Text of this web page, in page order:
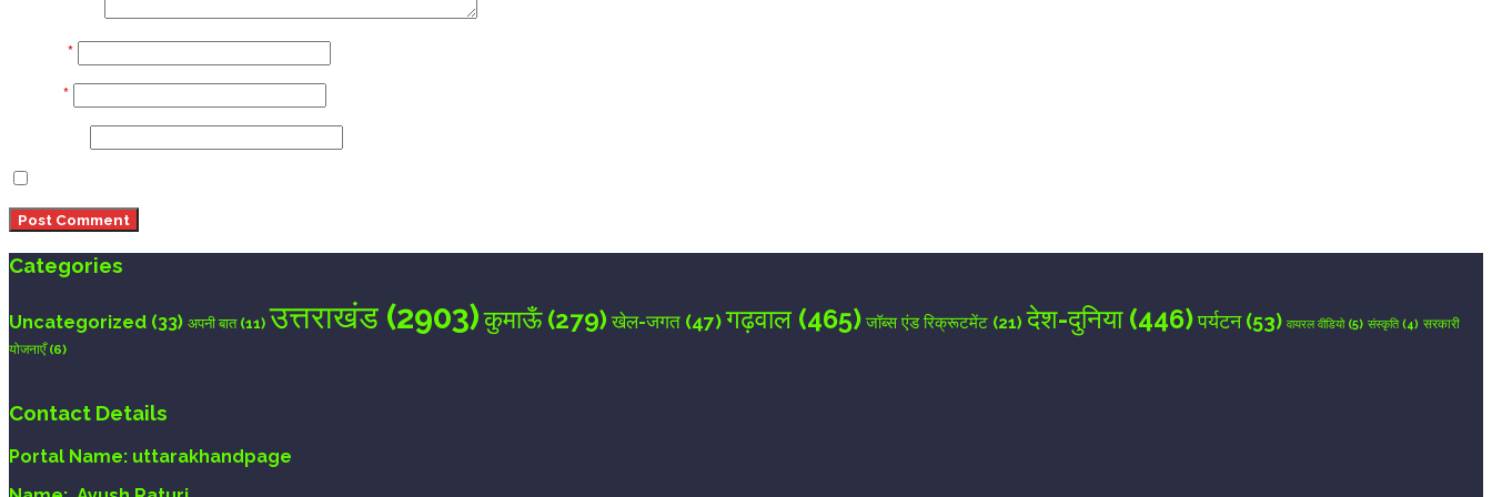
*
*
Categories
Uncategorized (33) अपनी बात(11) उत्तराखंड (2903)कुमाऊँ(279) खेल-जगत (47) गढ़वाल (465) जॉब्स एंड रिक्रूटमेंट (21) देश-दुनिया(446)पर्यटन(53) वायरल वीडियो(5) संस्कृति(4) सरकारी
योजनाएँ(6)
Contact Details
Portal Name: uttarakhandpage